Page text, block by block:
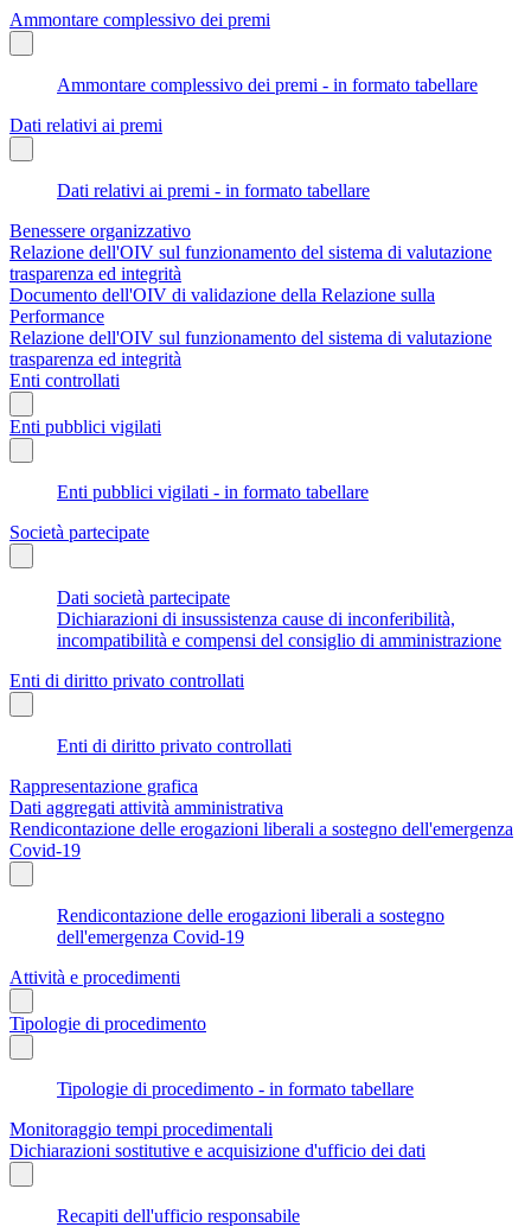
Ammontare complessivo dei premi
Ammontare complessivo dei premi - in formato tabellare
Dati relativi ai premi
Dati relativi ai premi - in formato tabellare
Benessere organizzativo
Relazione dell'OIV sul funzionamento del sistema di valutazione
trasparenza ed integrità
Documento dell'OIV di validazione della Relazione sulla
Performance
Relazione dell'OIV sul funzionamento del sistema di valutazione
trasparenza ed integrità
Enti controllati
Enti pubblici vigilati
Enti pubblici vigilati - in formato tabellare
Società partecipate
Dati società partecipate
Dichiarazioni di insussistenza cause di inconferibilità,
incompatibilità e compensi del consiglio di amministrazione
Enti di diritto privato controllati
Enti di diritto privato controllati
Rappresentazione grafica
Dati aggregati attività amministrativa
Rendicontazione delle erogazioni liberali a sostegno dell'emergenza
Covid-19
Rendicontazione delle erogazioni liberali a sostegno
dell'emergenza Covid-19
Attività e procedimenti
Tipologie di procedimento
Tipologie di procedimento - in formato tabellare
Monitoraggio tempi procedimentali
Dichiarazioni sostitutive e acquisizione d'ufficio dei dati
Recapiti dell'ufficio responsabile